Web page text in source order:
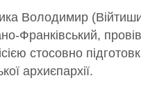
Володимир
Франківський,
стосовно
архиєпархії.